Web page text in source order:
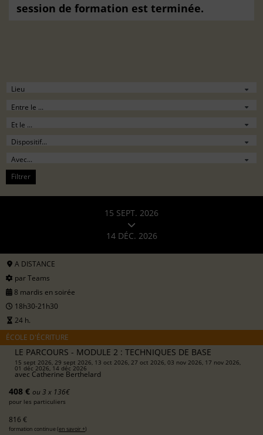
session de formation est terminée.
Filtrer
15 SEPT. 2026
14 DÉC. 2026
A DISTANCE
par Teams
8 mardis en soirée
18h30-21h30
24 h.
ÉCOLE D'ÉCRITURE
LE PARCOURS - MODULE 2 : TECHNIQUES DE BASE
15 sept 2026, 29 sept 2026, 13 oct 2026, 27 oct 2026, 03 nov 2026, 17 nov 2026,
01 déc 2026, 14 déc 2026
avec Catherine Berthelard
408 € ou 3 x 136€
pour les particuliers
816 €
formation continue (en savoir +)